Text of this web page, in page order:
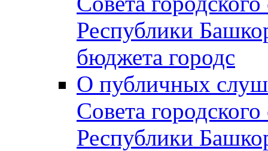
Республики
бюджета городс
О публичных
Совета
Республики